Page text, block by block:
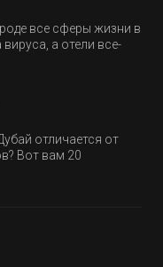
все сферы жизни в
а отели все-
дают промо-
отличается от
Вот вам 20